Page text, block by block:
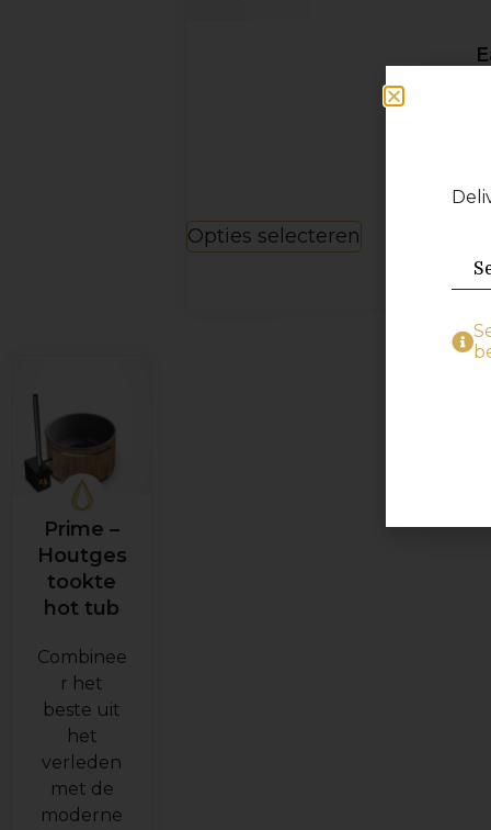
Opties selecteren
Prime –
Houtges
tookte
hot tub
Combinee
r het
beste uit
het
verleden
met de
moderne